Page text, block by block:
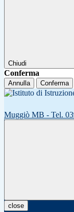
Chiudi
Conferma
Annulla Conferma
Muggiò MB - Tel.
close